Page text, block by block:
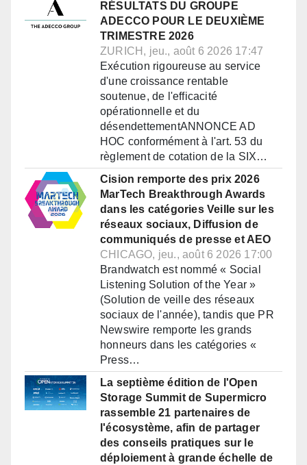
RÉSULTATS DU GROUPE
ADECCO POUR LE DEUXIÈME
TRIMESTRE 2026
ZURICH, jeu., août 6 2026 17:47
Exécution rigoureuse au service
d'une croissance rentable
soutenue, de l'efficacité
opérationnelle et du
désendettementANNONCE AD
HOC conformément à l'art. 53 du
règlement de cotation de la SIX…
Cision remporte des prix 2026
MarTech Breakthrough Awards
dans les catégories Veille sur les
réseaux sociaux, Diffusion de
communiqués de presse et AEO
CHICAGO, jeu., août 6 2026 17:00
Brandwatch est nommé « Social
Listening Solution of the Year »
(Solution de veille des réseaux
sociaux de l'année), tandis que PR
Newswire remporte les grands
honneurs dans les catégories «
Press…
La septième édition de l'Open
Storage Summit de Supermicro
rassemble 21 partenaires de
l'écosystème, afin de partager
des conseils pratiques sur le
déploiement à grande échelle de